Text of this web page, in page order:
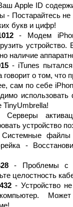
Apple ID
- Постарайтесь не
букв и цифр!
- Модем
наличие
- iTunes
о том, что
сам по себе
TinyUmbrella!
устройство
файлы
-
- Проблемы с
целостность
- Устройство
Может